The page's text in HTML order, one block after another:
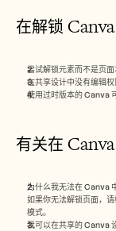
在解锁
尝试解锁元素而不是页
在共享设计中没有编辑
使用过时版本的 Canva
有关在
为什么我无法在 Canva
如果你无法解锁页面，
模式。
我可以在共享的 Canva